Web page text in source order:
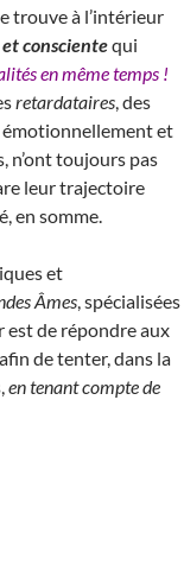
trouve à l’intérieur
conscientequi
en même temps !
retardataires, des
et
n’ont toujours pas
leur trajectoire
en somme.
et
Âmes, spécialisées
est de répondre aux
de tenter, dans la
en tenant compte de